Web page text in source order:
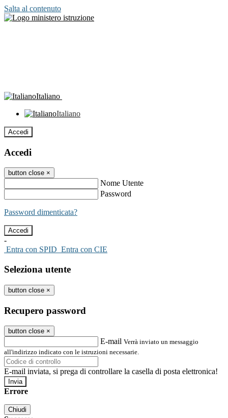
Salta al contenuto
Italiano
Italiano
Accedi
Accedi
button close ×
Nome Utente
Password
Password dimenticata?
-
Entra con SPID Entra con CIE
Seleziona utente
button close ×
Recupero password
button close ×
E-mail Verrà inviato un messaggio
all'indirizzo indicato con le istruzioni necessarie.
E-mail inviata, si prega di controllare la casella di posta elettronica!
Errore
Chiudi